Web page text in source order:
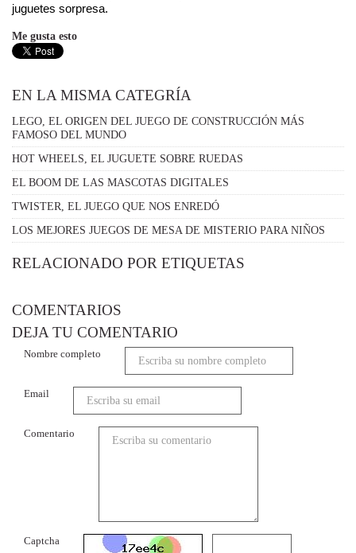
juguetes sorpresa.
Me gusta esto
EN LA MISMA CATEGRÍA
LEGO, EL ORIGEN DEL JUEGO DE CONSTRUCCIÓN MÁS
FAMOSO DEL MUNDO
HOT WHEELS, EL JUGUETE SOBRE RUEDAS
EL BOOM DE LAS MASCOTAS DIGITALES
TWISTER, EL JUEGO QUE NOS ENREDÓ
LOS MEJORES JUEGOS DE MESA DE MISTERIO PARA NIÑOS
RELACIONADO POR ETIQUETAS
COMENTARIOS
DEJA TU COMENTARIO
Nombre completo
Email
Comentario
Captcha